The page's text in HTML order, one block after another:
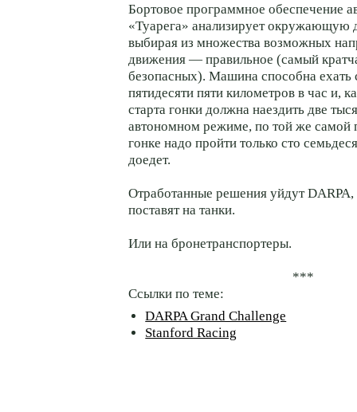
Бортовое программное обеспечение
«Туарега» анализирует окружающую
выбирая из множества возможных
движения — правильное (самый
безопасных). Машина способна ехать
пятидесяти пяти километров в час и,
старта гонки должна наездить две
автономном режиме, по той же самой
гонке надо пройти только сто
доедет.
Отработанные решения уйдут
поставят на танки.
Или на бронетранспортеры.
***
Ссылки по теме:
DARPA Grand Challenge
Stanford Racing